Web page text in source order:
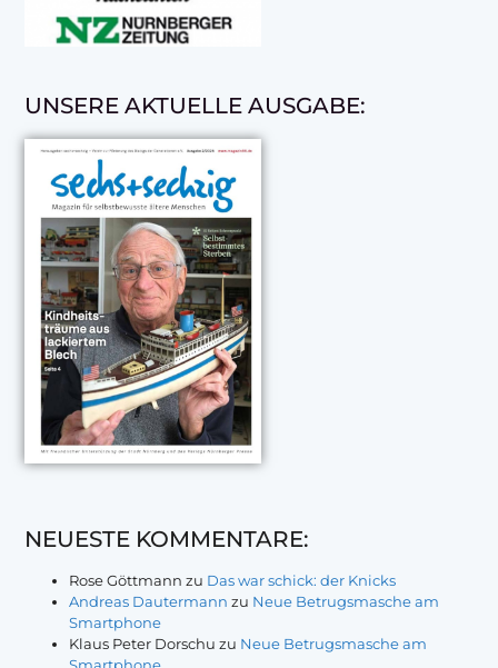
UNSERE AKTUELLE AUSGABE:
NEUESTE KOMMENTARE:
Rose Göttmann zu Das war schick: der Knicks
Andreas Dautermann zu Neue Betrugsmasche am
Smartphone
Klaus Peter Dorschu zu Neue Betrugsmasche am